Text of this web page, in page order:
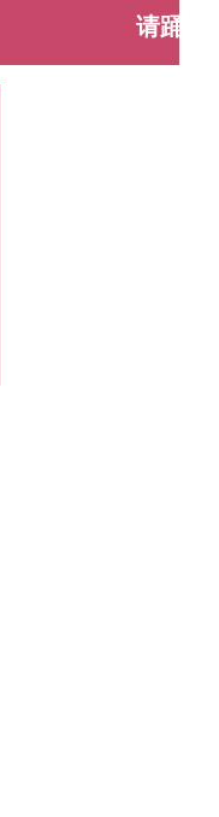
支持我们请踊跃